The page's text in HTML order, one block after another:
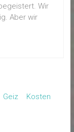
Wir
Aber wir
Geiz
Kosten